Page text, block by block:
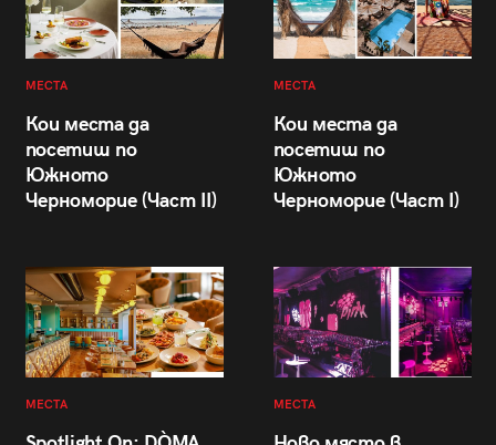
МЕСТА
Кои места да
посетиш по
Южното
Черноморие (Част II)
МЕСТА
Кои места да
посетиш по
Южното
Черноморие (Част I)
МЕСТА МЕСТА